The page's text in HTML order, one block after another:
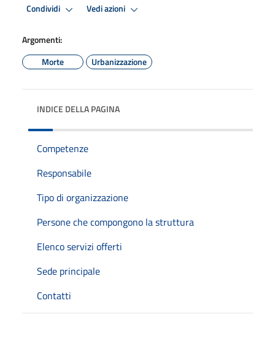
Condividi Vedi azioni
Argomenti:
Morte
Urbanizzazione
INDICE DELLA PAGINA
Competenze
Responsabile
Tipo di organizzazione
Persone che compongono la struttura
Elenco servizi offerti
Sede principale
Contatti